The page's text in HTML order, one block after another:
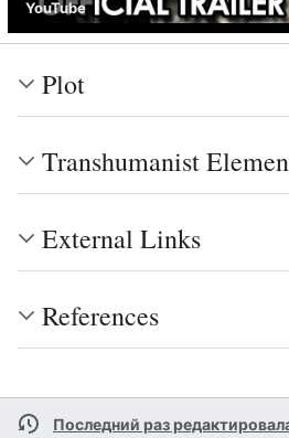
YouTube
Plot
Transhumanist
External Links
References
Последний раз